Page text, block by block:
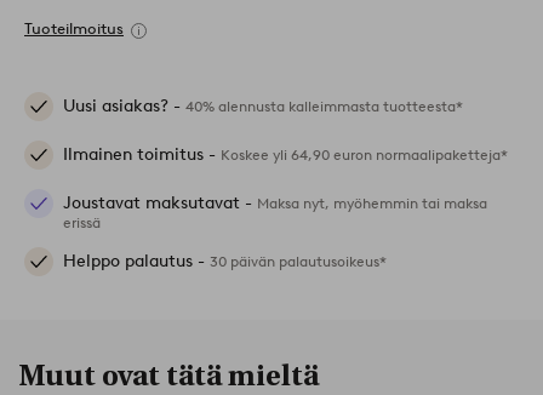
Tuoteilmoitus
Uusi asiakas? - 40% alennusta kalleimmasta tuotteesta*
Ilmainen toimitus - Koskee yli 64,90 euron normaalipaketteja*
Joustavat maksutavat - Maksa nyt, myöhemmin tai maksa
erissä
Helppo palautus - 30 päivän palautusoikeus*
Muut ovat tätä mieltä